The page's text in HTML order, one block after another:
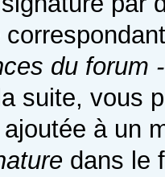
du forum
suite, vous
ajoutée à un
dans le